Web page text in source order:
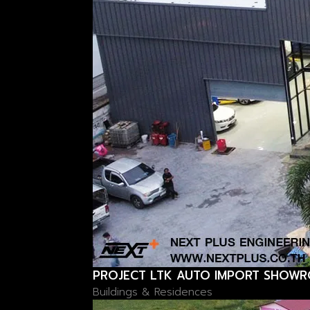
PROJECT LTK AUTO IMPORT
Buildings & Residences